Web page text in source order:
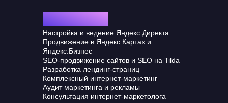
Все услуги
Настройка и ведение Яндекс.Директа
Продвижение в Яндекс.Картах и
Яндекс.Бизнес
SEO-продвижение сайтов и SEO на Tilda
Разработка лендинг-страниц
Комплексный интернет-маркетинг
Аудит маркетинга и рекламы
Консультация интернет-маркетолога